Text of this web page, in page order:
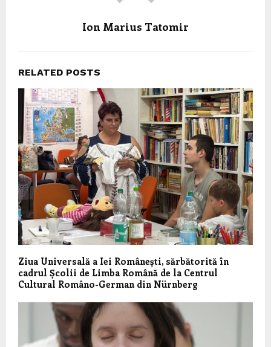
Ion Marius Tatomir
RELATED POSTS
Ziua Universală a Iei Românești, sărbătorită în
cadrul Școlii de Limba Română de la Centrul
Cultural Româno-German din Nürnberg